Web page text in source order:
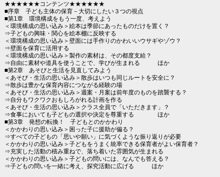
★★★★★★コンテンツ★★★★★★
■序章 子ども主体の保育－大切にしたい３つの視点
■第1章 環境構成をもう一度、考えよう
＜環境構成の思い込み＞絵本は季節にあったものだけを置く？
⇒子どもの興味・関心を絵本棚に反映する
＜環境構成の思い込み＞壁面には手作りのかわいいウサギやゾウ？
⇒壁面を保育に活用する
＜環境構成の思い込み＞製作の素材は、その都度支給？
⇒自由に素材や道具を使うことで、学びが生まれる ほか
■第2章 あそびと生活を見直してみよう
＜あそび・生活の思い込み＞散歩はいつも同じルートを安全に？
⇒散歩は豊かな保育内容につながる経験の場
＜あそび・生活の思い込み＞週案・月案は前年度のものを踏襲する？
⇒自分もワクワクおもしろがれる計画を作る
＜あそび・生活の思い込み＞クラス全員で「いただきます」？
⇒食事においても子どもの選択や決定を尊重する ほか
■第3章 発想の転換！ 子どもとのかかわり
＜かかわりの思い込み＞困った子に援助が偏る？
⇒すべての子どもの「思いや願い」に気づくような振り返りが必要
＜かかわりの思い込み＞子どもをうまく統率できる保育者がよい保育者？
⇒充実した活動の積み重ねで、落ち着いた雰囲気が生まれる
＜かかわりの思い込み＞子どもの問いには、なんでも答える？
⇒子どもの問いを一緒に考え、探究活動に広げる ほか